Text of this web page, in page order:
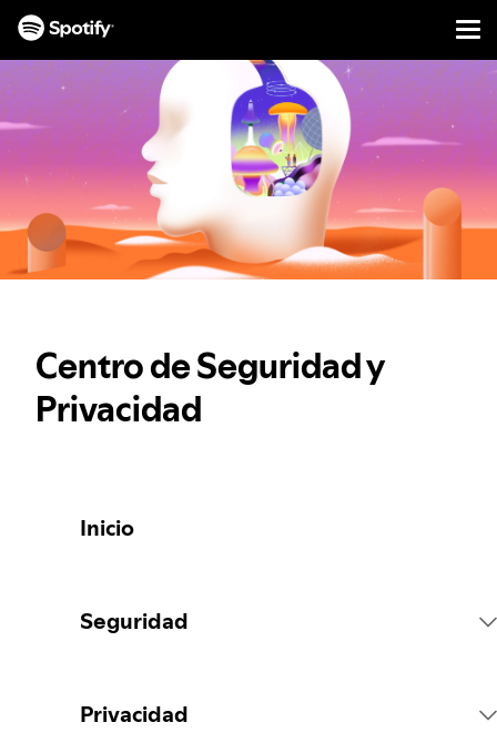
AL
CONTENIDO
Centro de Seguridad y
Privacidad
Inicio
Seguridad
Privacidad